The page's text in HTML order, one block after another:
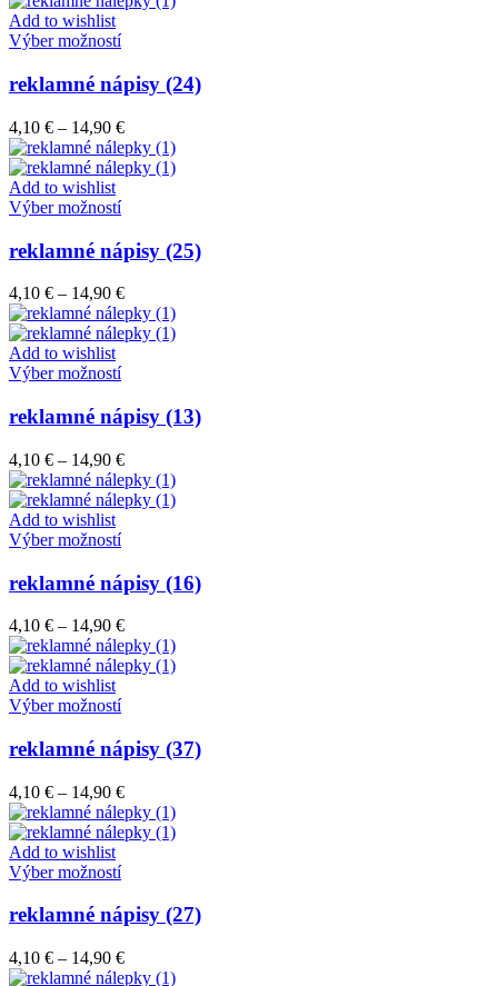
môžete
vybrať
na
stránke
produktu.
Add to wishlist
Výber možnostíTento
má
viacero
variantov.
Možnosti
si
môžete
vybrať
na
stránke
produktu.
reklamné nápisy (24)
4,10 € – 14,90 €Price
range:
4,10 €
Add to wishlist
Výber možnostíTento
má
viacero
variantov.
Možnosti
si
môžete
vybrať
na
stránke
produktu.
reklamné nápisy (25)
4,10 € – 14,90 €Price
range:
4,10 €
Add to wishlist
Výber možnostíTento
má
viacero
variantov.
Možnosti
si
môžete
vybrať
na
stránke
produktu.
reklamné nápisy (13)
4,10 € – 14,90 €Price
range:
4,10 €
Add to wishlist
Výber možnostíTento
má
viacero
variantov.
Možnosti
si
môžete
vybrať
na
stránke
produktu.
reklamné nápisy (16)
4,10 € – 14,90 €Price
range:
4,10 €
Add to wishlist
Výber možnostíTento
má
viacero
variantov.
Možnosti
si
môžete
vybrať
na
stránke
produktu.
reklamné nápisy (37)
4,10 € – 14,90 €Price
range:
4,10 €
Add to wishlist
Výber možnostíTento
má
viacero
variantov.
Možnosti
reklamné nápisy (27)
4,10 € – 14,90 €Price
range: